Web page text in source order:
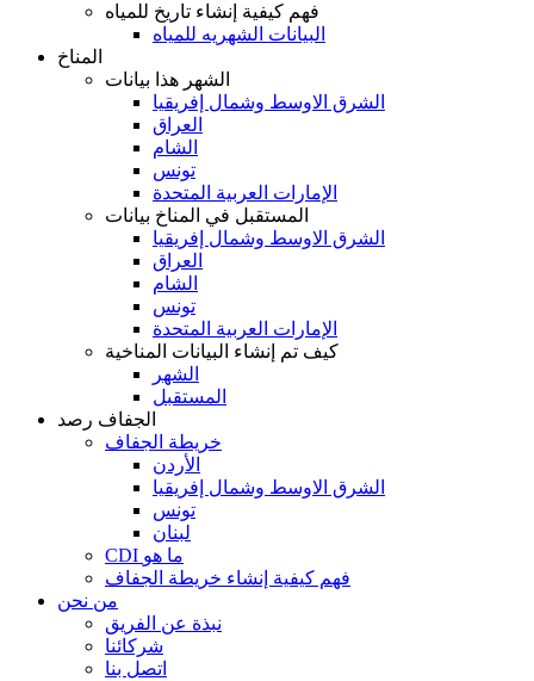
فهم كيفية إنشاء تاريخ للمياه
البيانات الشهريه للمياه
المناخ
الشهر هذا بيانات
الشرق الاوسط وشمال إفريقيا
العراق
الشام
تونس
الإمارات العربية المتحدة
المستقبل في المناخ بيانات
الشرق الاوسط وشمال إفريقيا
العراق
الشام
تونس
الإمارات العربية المتحدة
كيف تم إنشاء البيانات المناخية
الشهر
المستقبل
الجفاف رصد
خريطة الجفاف
الأردن
الشرق الاوسط وشمال إفريقيا
تونس
لبنان
CDI ما هو
فهم كيفية إنشاء خريطة الجفاف
من نحن
نبذة عن الفريق
شركائنا
اتصل بنا